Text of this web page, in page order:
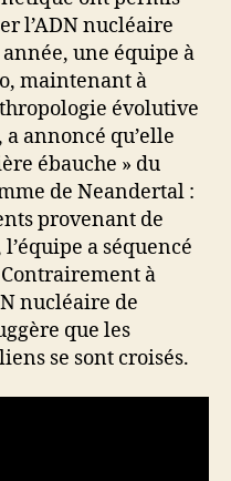
l’ADN nucléaire
une équipe à
maintenant à
évolutive
annoncé qu’elle
ébauche » du
de Neandertal :
provenant de
a séquencé
à
nucléaire de
que les
se sont croisés.